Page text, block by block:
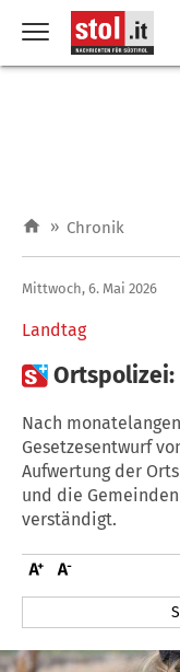
» Chronik
Landtag
Mittwoch, 6. Mai 2026
Ortspolizei:
Nach
Gesetzesentwurf
Aufwertung der
und die
verständigt.